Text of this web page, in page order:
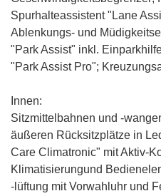
Spurhalteassistent "Lane
Ablenkungs- und
"Park Assist" inkl.
"Park Assist Pro";
Innen:
Sitzmittelbahnen und -
äußeren Rücksitzplätze in
Care Climatronic" mit Aktiv-
Klimatisierungund
-lüftung mit Vorwahluhr und